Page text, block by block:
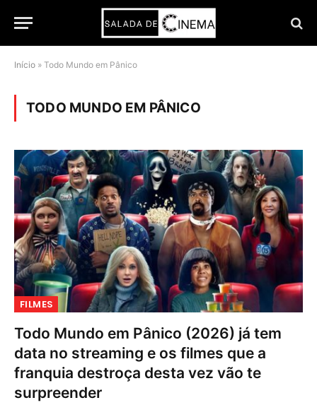
Início » Todo Mundo em Pânico
TODO MUNDO EM PÂNICO
FILMES
Todo Mundo em Pânico (2026) já tem
data no streaming e os filmes que a
franquia destroça desta vez vão te
surpreender